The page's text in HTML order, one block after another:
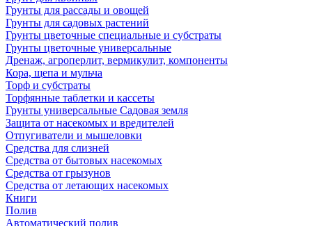
Грунты для рассады и овощей
Грунты для садовых растений
Грунты цветочные специальные и субстраты
Грунты цветочные универсальные
Дренаж, агроперлит, вермикулит, компоненты
Кора, щепа и мульча
Торф и субстраты
Торфянные таблетки и кассеты
Грунты универсальные Садовая земля
Защита от насекомых и вредителей
Отпугиватели и мышеловки
Средства для слизней
Средства от бытовых насекомых
Средства от грызунов
Средства от летающих насекомых
Книги
Полив
Автоматический полив